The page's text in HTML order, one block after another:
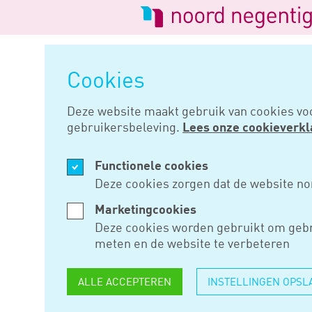
Cookies
Deze website maakt gebruik van cookies
gebruikersbeleving. Lees onze
Functionele cookies
Deze cookies zorgen dat de website
Marketingcookies
Deze cookies worden gebruikt om
meten en de website te verbeteren
ALLE ACCEPTEREN INSTELLINGEN
Logo
van
Noord
Negentig
MEI 27, 2025
METER
TERECHT